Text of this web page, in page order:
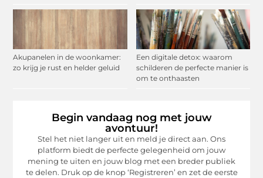
Akupanelen in de woonkamer:
zo krijg je rust en helder geluid
Een digitale detox: waarom
schilderen de perfecte manier is
om te onthaasten
Begin vandaag nog met jouw
avontuur!
Stel het niet langer uit en meld je direct aan. Ons
platform biedt de perfecte gelegenheid om jouw
mening te uiten en jouw blog met een breder publiek
te delen. Druk op de knop ‘Registreren’ en zet de eerste